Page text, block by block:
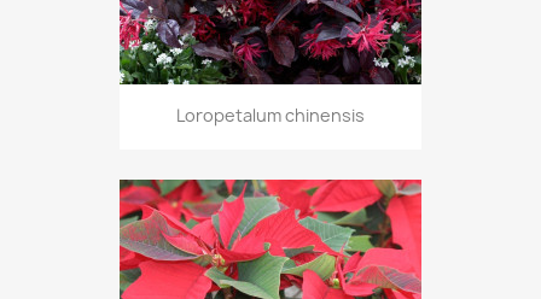
Loropetalum chinensis